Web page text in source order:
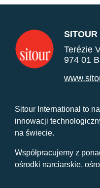
Terézie
974 01
Sitour International to
innowacji
na świecie.
Współpracujemy z
ośrodki narciarskie,